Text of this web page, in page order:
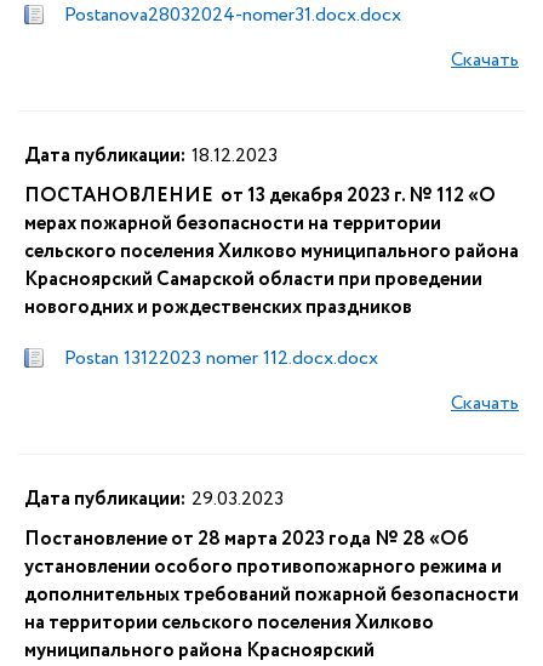
Postanova28032024-nomer31.docx.docx
Скачать
Дата публикации: 18.12.2023
ПОСТАНОВЛЕНИЕ от 13 декабря 2023 г. № 112 «О
мерах пожарной безопасности на территории
сельского поселения Хилково муниципального района
Красноярский Самарской области при проведении
новогодних и рождественских праздников
Postan 13122023 nomer 112.docx.docx
Скачать
Дата публикации: 29.03.2023
Постановление от 28 марта 2023 года № 28 «Об
установлении особого противопожарного режима и
дополнительных требований пожарной безопасности
на территории сельского поселения Хилково
муниципального района Красноярский